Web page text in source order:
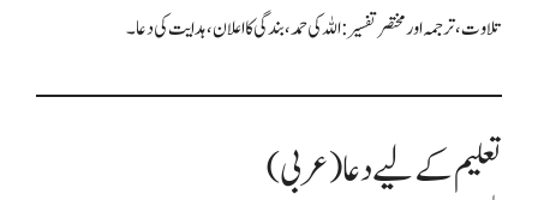
تلاوت، ترجمہ اور مختصر تفسیر: اللہ کی حمد، بندگی کا اعلان، ہدایت کی دعا۔
تعلیم کے لیے دعا (عربی)